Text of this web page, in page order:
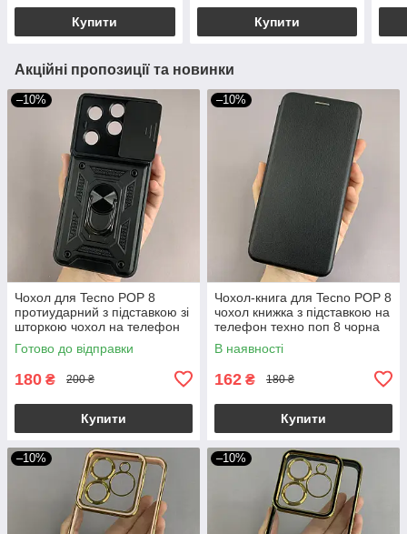
Купити Купити
Акційні пропозиції та новинки
–10%
Чохол для Tecno POP 8
протиударний з підставкою зі
шторкою чохол на телефон
техно поп 8 чорний crt
Готово до відправки
180 ₴ 200 ₴
Купити
–10%
Чохол-книга для Tecno POP 8
чохол книжка з підставкою на
телефон техно поп 8 чорна
stn
В наявності
162 ₴ 180 ₴
Купити
–10% –10%